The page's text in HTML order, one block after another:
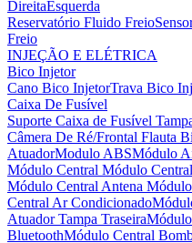
DireitaEsquerda
Reservatório Fluido Freio
Freio
INJEÇÃO E ELÉTRICA
Bico Injetor
Cano Bico InjetorTrava Bico
Caixa De Fusível
Suporte Caixa de Fusível
Câmera De Ré/Frontal Flauta
AtuadorModulo ABSMódulo
Módulo Central Módulo
Módulo Central Antena
Central Ar Condicionado
Atuador Tampa Traseira
BluetoothMódulo Central